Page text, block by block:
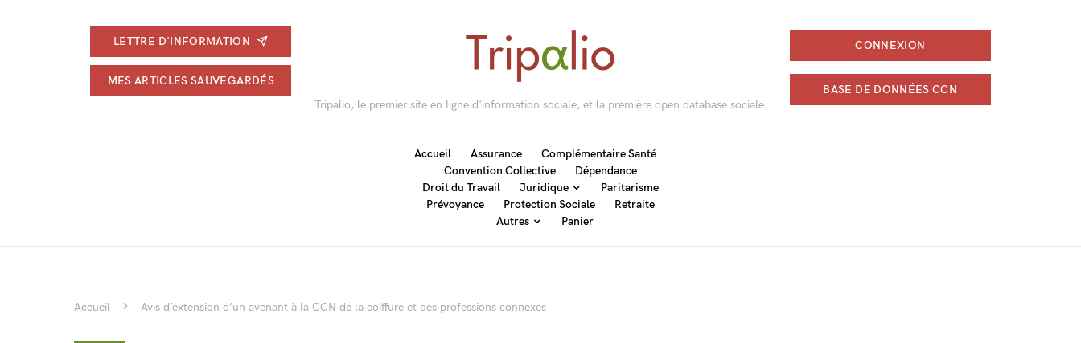
LETTRE D'INFORMATION
MES ARTICLES SAUVEGARDÉS
Tripalio, le premier site en ligne d'information sociale, et la première open database sociale.
CONNEXION
BASE DE DONNÉES CCN
Accueil Assurance
Complémentaire Santé
Convention Collective
Dépendance
Droit du Travail
Juridique
Paritarisme
Prévoyance
Protection Sociale
Retraite
Autres
Panier
Accueil Avis d’extension d’un avenant à la CCN de la coiffure et des professions connexes